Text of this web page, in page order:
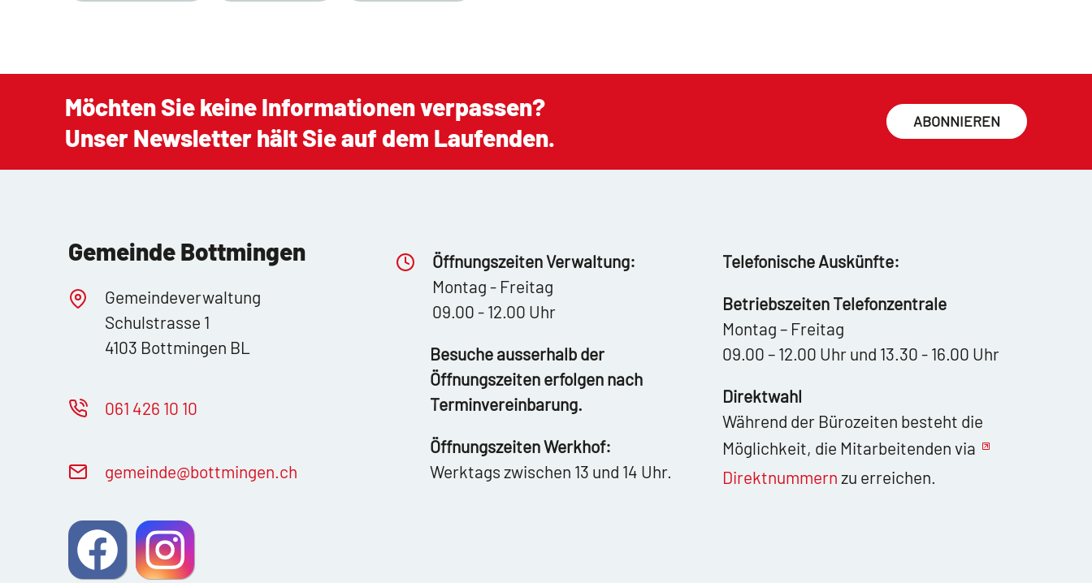
Möchten Sie keine Informationen verpassen?
Unser Newsletter hält Sie auf dem Laufenden.
ABONNIEREN
Gemeinde Bottmingen
Gemeindeverwaltung
Schulstrasse 1
4103 Bottmingen BL
061 426 10 10
g m nd b ttm ng n ch
Öffnungszeiten Verwaltung:
Montag - Freitag
09.00 - 12.00 Uhr
Besuche ausserhalb der
Öffnungszeiten erfolgen nach
Terminvereinbarung.
Öffnungszeiten Werkhof:
Werktags zwischen 13 und 14 Uhr.
Telefonische Auskünfte:
Betriebszeiten Telefonzentrale
Montag – Freitag
09.00 – 12.00 Uhr und 13.30 - 16.00 Uhr
Direktwahl
Während der Bürozeiten besteht die
Möglichkeit, die Mitarbeitenden via
Direktnummern zu erreichen.